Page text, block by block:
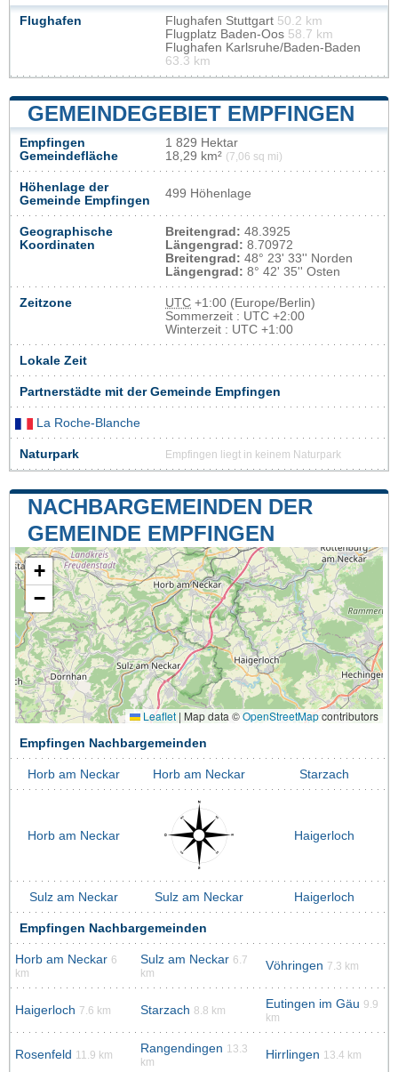
Flughafen Flughafen Stuttgart 50.2 km
Flugplatz Baden-Oos 58.7 km
Flughafen Karlsruhe/Baden-Baden
63.3 km
GEMEINDEGEBIET EMPFINGEN
Empfingen
Gemeindefläche
1 829 Hektar
18,29 km² (7,06 sq mi)
Höhenlage der
Gemeinde Empfingen
499 Höhenlage
Geographische
Koordinaten
Breitengrad: 48.3925
Längengrad: 8.70972
Breitengrad: 48° 23' 33'' Norden
Längengrad: 8° 42' 35'' Osten
Zeitzone UTC +1:00 (Europe/Berlin)
Sommerzeit : UTC +2:00
Winterzeit : UTC +1:00
Lokale Zeit
Partnerstädte mit der Gemeinde Empfingen
La Roche-Blanche
Naturpark Empfingen liegt in keinem Naturpark
NACHBARGEMEINDEN DER
GEMEINDE EMPFINGEN
+
−
Leaflet | Map data ©OpenStreetMapcontributors
Empfingen Nachbargemeinden
Horb am Neckar Horb am Neckar Starzach
Horb am Neckar Haigerloch
Sulz am Neckar Sulz am Neckar Haigerloch
Empfingen Nachbargemeinden
Horb am Neckar 6
km
Sulz am Neckar 6.7
km
Vöhringen 7.3 km
Haigerloch 7.6 km Starzach 8.8 km Eutingen im Gäu 9.9
km
Rosenfeld 11.9 km Rangendingen 13.3
km
Hirrlingen 13.4 km